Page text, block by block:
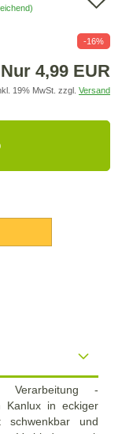
-16%
Nur 4,99 EUR
19% MwSt. zzgl. Versand
-
Kanlux in eckiger
schwenkbar und